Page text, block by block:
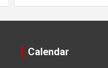
Calendar